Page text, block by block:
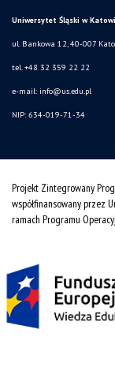
Uniwersytet Śląski w
ul. Bankowa 12, 40-007
tel. +48 32 359 22 22
e-mail: info@us.edu.pl
NIP: 634-019-71-34
Projekt Zintegrowany
współfinansowany przez
ramach Programu